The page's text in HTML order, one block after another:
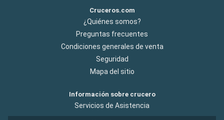
Cruceros.com
¿Quiénes somos?
Preguntas frecuentes
Condiciones generales de venta
Seguridad
Mapa del sitio
Información sobre crucero
Servicios de Asistencia